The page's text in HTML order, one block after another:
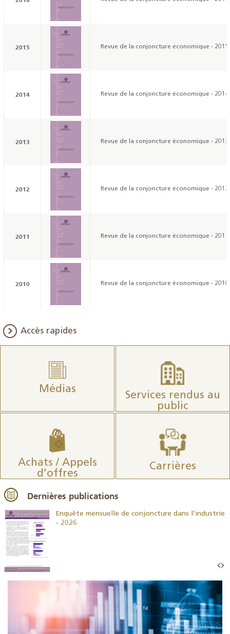
2015 Revue de la conjoncture économique - 2015
2014 Revue de la conjoncture économique - 2014
2013 Revue de la conjoncture économique - 2013
2012 Revue de la conjoncture économique - 2012
2011 Revue de la conjoncture économique - 2011
2010 Revue de la conjoncture économique - 2010
Accès rapides
Médias
Services rendus au
public
Achats / Appels
d’offres
Carrières
Dernières publications
Enquête mensuelle de conjoncture dans l’industrie
- 2026